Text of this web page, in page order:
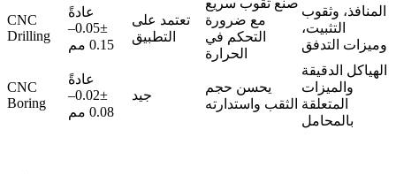
CNC
Drilling
عادةً
±0.05–
0.15 مم
تعتمد على
التطبيق
صنع ثقوب سريع
مع ضرورة
التحكم في
الحرارة
المنافذ، وثقوب
التثبيت،
وميزات التدفق
CNC
Boring
عادةً
±0.02–
0.08 مم
جيد
يحسن حجم
الثقب واستدارته
الهياكل الدقيقة
والميزات
المتعلقة
بالمحامل